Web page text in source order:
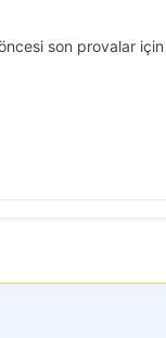
son provalar